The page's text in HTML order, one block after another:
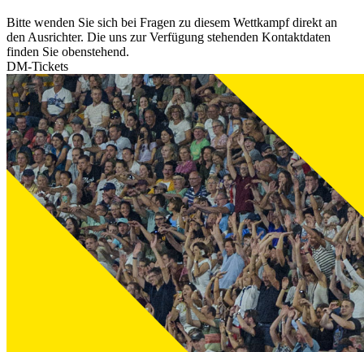
Bitte wenden Sie sich bei Fragen zu diesem Wettkampf direkt an
den Ausrichter. Die uns zur Verfügung stehenden Kontaktdaten
finden Sie obenstehend.
DM-Tickets